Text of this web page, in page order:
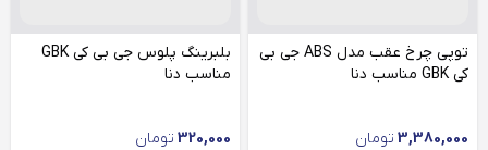
توپی چرخ عقب مدل ABS جی بی
کی GBK مناسب دنا
3,380,000 تومان
بلبرینگ پلوس جی بی کی GBK
مناسب دنا
320,000 تومان